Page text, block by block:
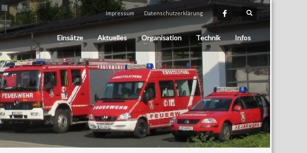
Impressum Datenschutzerklärung
Einsätze Aktuelles Organisation Technik Infos